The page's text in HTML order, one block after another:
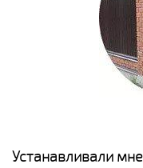
Устанавливали